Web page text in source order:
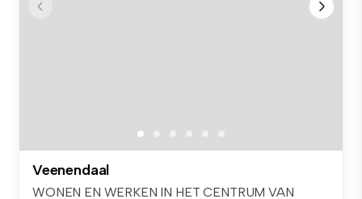
Veenendaal
WONEN EN WERKEN IN HET CENTRUM VAN